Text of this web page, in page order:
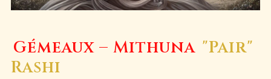
Gémeaux – Mithuna "Pair"
Rashi